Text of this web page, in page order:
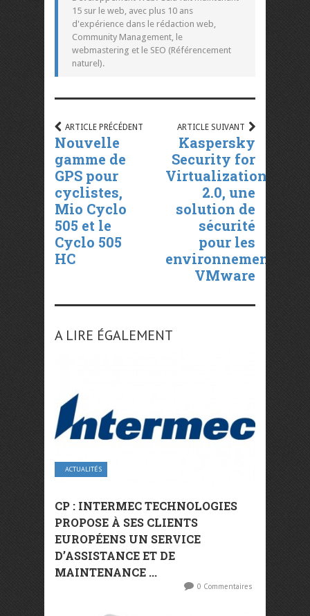
15 sur le web, avec plus 10 ans
d'expérience dans le rédaction web,
Community Management, le
webmastering et le SEO (Référencement
naturel).
ARTICLE PRÉCÉDENT
Nouvelle
gamme de
GPS pour
cyclistes,
Mio Cyclo
505 et le
Cyclo 505
HC
ARTICLE SUIVANT
Kaspersky
Security for
Virtualization
2.0, une
solution de
sécurité
pour les
environnements
VMware
A LIRE ÉGALEMENT
ACTUALITÉS
CP : INTERMEC TECHNOLOGIES
PROPOSE À SES CLIENTS
EUROPÉENS UN SERVICE
D’ASSISTANCE ET DE
MAINTENANCE ...
0 Commentaires